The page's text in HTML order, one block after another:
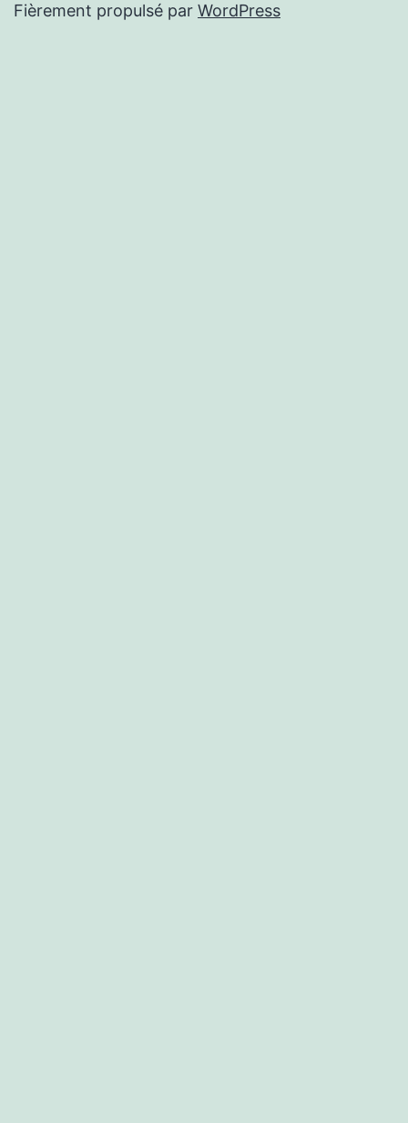
Fièrement propulsé par WordPress